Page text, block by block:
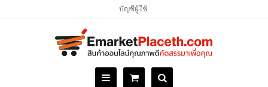
บัญชีผู้ใช้